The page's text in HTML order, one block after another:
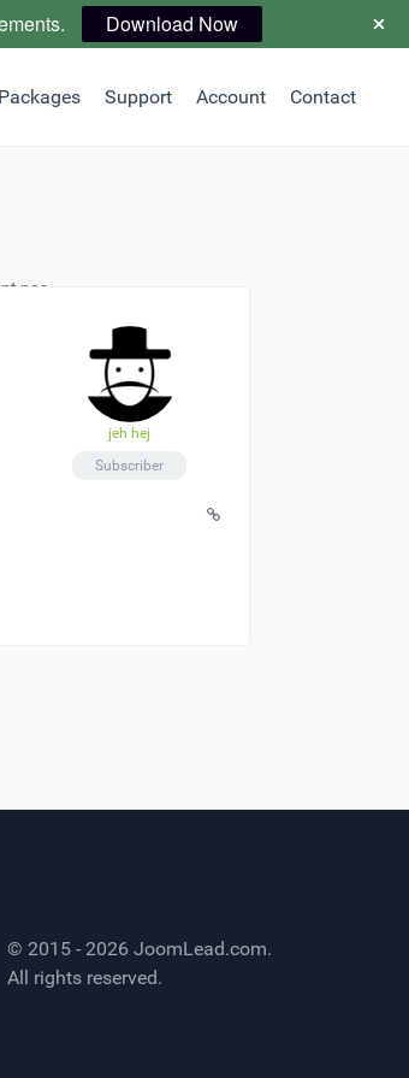
Support Account Contact
pas
jeh hej
Subscriber
© 2015 - 2026 JoomLead.com.
All rights reserved.
Download Now